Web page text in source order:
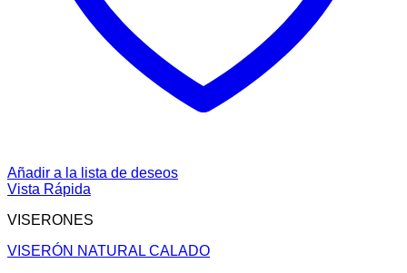
Añadir a la lista de deseos
Vista Rápida
VISERONES
VISERÓN NATURAL CALADO